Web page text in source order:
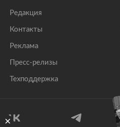
Редакция
Контакты
Реклама
Пресс-релизы
Техподдержка